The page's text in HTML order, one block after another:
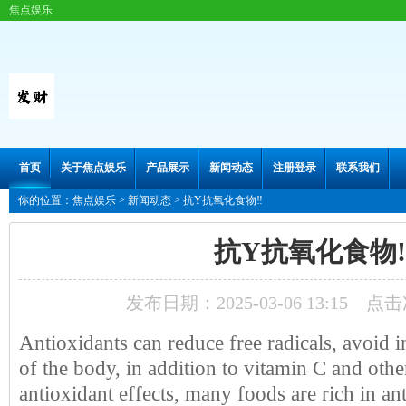
焦点娱乐
首页 关于焦点娱乐 产品展示 新闻动态 注册登录 联系我们
你的位置： 焦点娱乐 > 新闻动态 > 抗Y抗氧化食物‼️
抗Y抗氧化食物
发布日期：2025-03-06 13:15 点击
Antioxidants can reduce free radicals, avoid
of the body, in addition to vitamin C and
antioxidant effects, many foods are rich in